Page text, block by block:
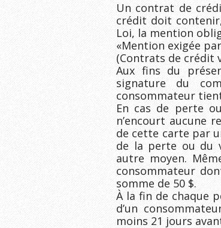
Un contrat de
crédit doit
Loi, la mention
«Mention exigée
(Contrats de crédit
Aux fins du
signature du
consommateur
En cas de perte
n’encourt aucune
de cette carte par
de la perte ou du
autre moyen.
consommateur
somme de 50 $.
À la fin de chaque
d’un
moins 21 jours